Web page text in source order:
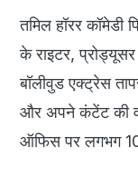
तमिल हॉरर
के राइटर,
बॉलीवुड एक्ट्रेस
और अपने कंटेंट की
ऑफिस पर लगभग